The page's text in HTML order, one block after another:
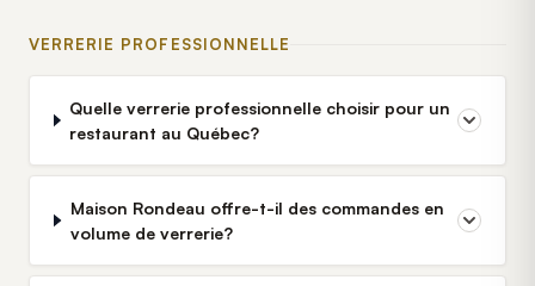
VERRERIE PROFESSIONNELLE
Quelle verrerie professionnelle choisir pour un
restaurant au Québec?
Maison Rondeau offre-t-il des commandes en
volume de verrerie?